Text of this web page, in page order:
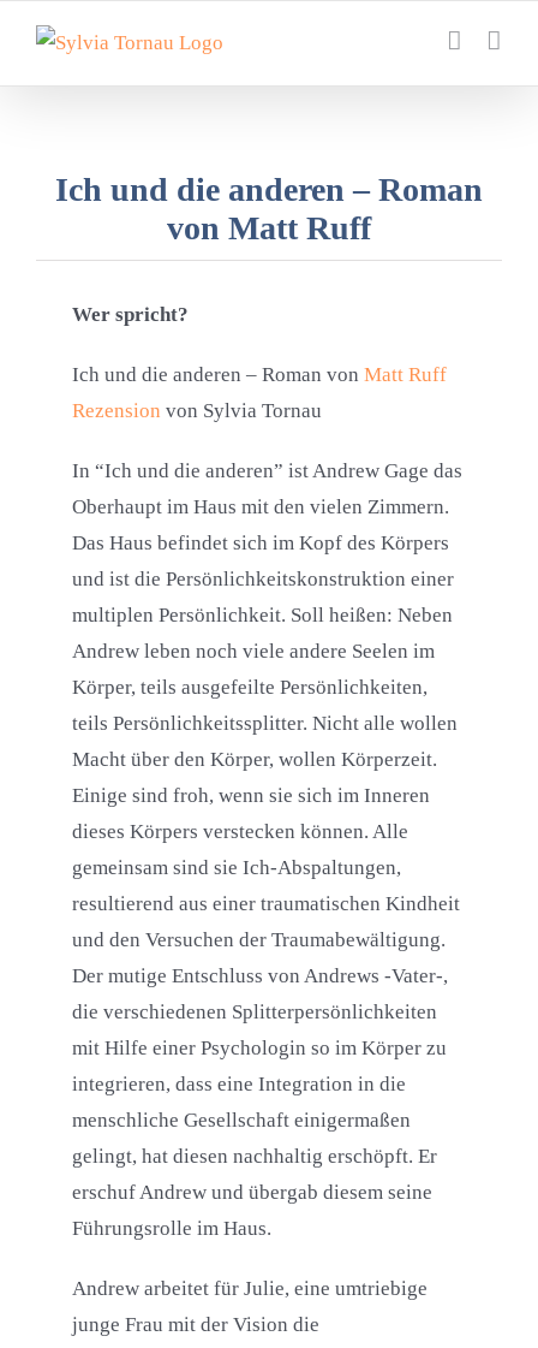
Inhalt
springen
Ich und die anderen – Roman
von Matt Ruff
Wer spricht?
Ich und die anderen – Roman von Matt Ruff
Rezension von Sylvia Tornau
In “Ich und die anderen” ist Andrew Gage das
Oberhaupt im Haus mit den vielen Zimmern.
Das Haus befindet sich im Kopf des Körpers
und ist die Persönlichkeitskonstruktion einer
multiplen Persönlichkeit. Soll heißen: Neben
Andrew leben noch viele andere Seelen im
Körper, teils ausgefeilte Persönlichkeiten,
teils Persönlichkeitssplitter. Nicht alle wollen
Macht über den Körper, wollen Körperzeit.
Einige sind froh, wenn sie sich im Inneren
dieses Körpers verstecken können. Alle
gemeinsam sind sie Ich-Abspaltungen,
resultierend aus einer traumatischen Kindheit
und den Versuchen der Traumabewältigung.
Der mutige Entschluss von Andrews -Vater-,
die verschiedenen Splitterpersönlichkeiten
mit Hilfe einer Psychologin so im Körper zu
integrieren, dass eine Integration in die
menschliche Gesellschaft einigermaßen
gelingt, hat diesen nachhaltig erschöpft. Er
erschuf Andrew und übergab diesem seine
Führungsrolle im Haus.
Andrew arbeitet für Julie, eine umtriebige
junge Frau mit der Vision die